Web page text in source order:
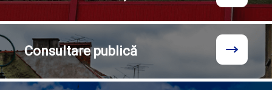
Consultarepublică